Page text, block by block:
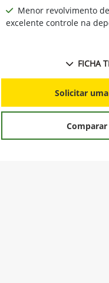
Menor revolvimento
excelente controle na
FICHA
Solicitar
Comparar